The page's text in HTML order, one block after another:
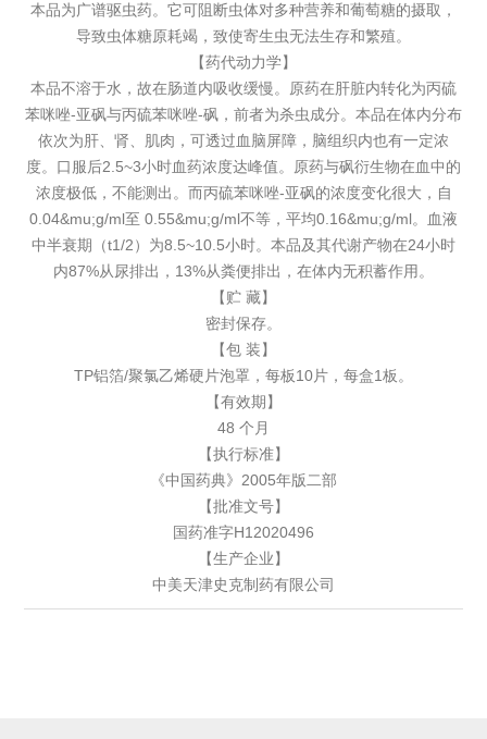
本品为广谱驱虫药。它可阻断虫体对多种营养和葡萄糖的摄取，
导致虫体糖原耗竭，致使寄生虫无法生存和繁殖。
【药代动力学】
本品不溶于水，故在肠道内吸收缓慢。原药在肝脏内转化为丙硫
苯咪唑-亚砜与丙硫苯咪唑-砜，前者为杀虫成分。本品在体内分布
依次为肝、肾、肌肉，可透过血脑屏障，脑组织内也有一定浓
度。口服后2.5~3小时血药浓度达峰值。原药与砜衍生物在血中的
浓度极低，不能测出。而丙硫苯咪唑-亚砜的浓度变化很大，自
0.04&mu;g/ml至 0.55&mu;g/ml不等，平均0.16&mu;g/ml。血液
中半衰期（t1/2）为8.5~10.5小时。本品及其代谢产物在24小时
内87%从尿排出，13%从粪便排出，在体内无积蓄作用。
【贮 藏】
密封保存。
【包 装】
TP铝箔/聚氯乙烯硬片泡罩，每板10片，每盒1板。
【有效期】
48 个月
【执行标准】
《中国药典》2005年版二部
【批准文号】
国药准字H12020496
【生产企业】
中美天津史克制药有限公司